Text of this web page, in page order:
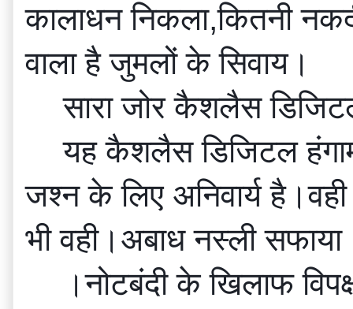
कालाधन निकला,कितनी
वाला है जुमलों के सिवाय।
सारा जोर कैशलैस
यह कैशलैस डिजिटल
जश्न के लिए अनिवार्य
भी वही।अबाध नस्ली
।नोटबंदी के खिलाफ